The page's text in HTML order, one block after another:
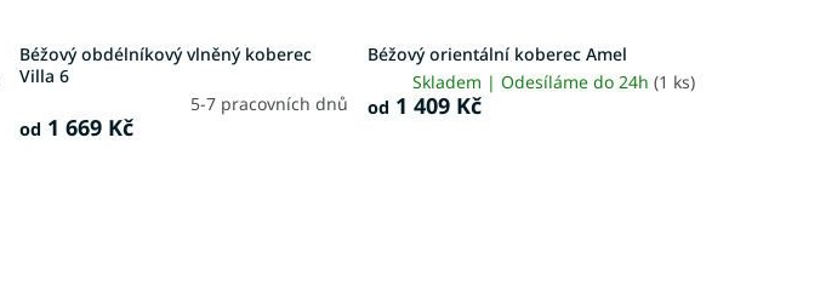
Béžový obdélníkový vlněný koberec
Villa 6
5-7 pracovních dnů
od 1 669 Kč
Béžový orientální koberec Amel
Skladem | Odesíláme do 24h (1 ks)
od 1 409 Kč